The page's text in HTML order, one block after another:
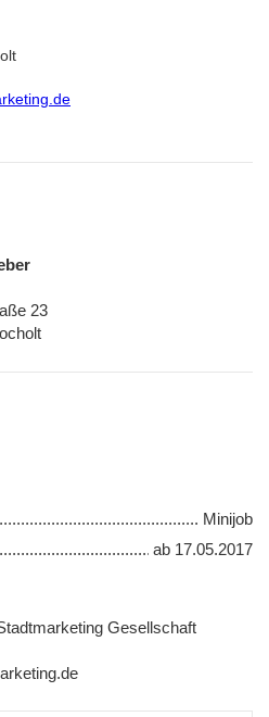
23
Minijob
ab 17.05.2017
Gesellschaft